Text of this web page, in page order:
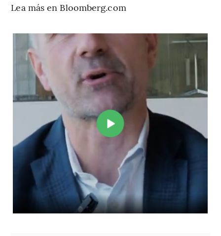
Lea más en Bloomberg.com